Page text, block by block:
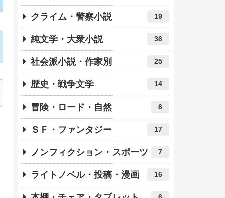
クライム・警察小説 19
純文学・大衆小説 36
社会派小説・作家別 25
歴史・戦争文学 14
冒険・ロード・自然 6
ＳＦ・ファンタジー 17
ノンフィクション・スポーツ 7
ライトノベル・投稿・漫画 16